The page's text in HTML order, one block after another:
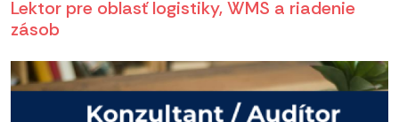
Lektor pre oblasť logistiky, WMS a riadenie
zásob